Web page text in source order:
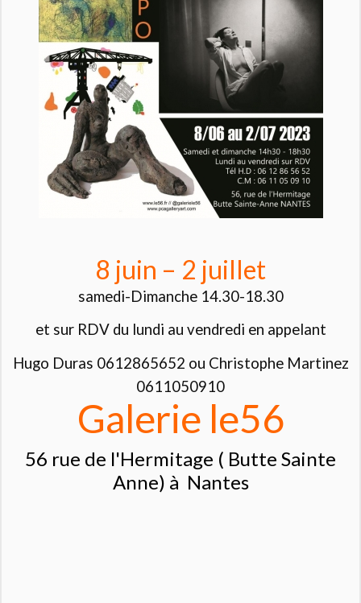
8 juin – 2 juillet
samedi-Dimanche 14.30-18.30
et sur RDV du lundi au vendredi en appelant
Hugo Duras 0612865652 ou Christophe Martinez
0611050910
Galerie le56
56 rue de l'Hermitage ( Butte Sainte
Anne) à Nantes